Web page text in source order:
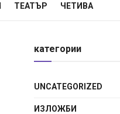
ТЕАТЪР ЧЕТИВА
категории
UNCATEGORIZED
ИЗЛОЖБИ